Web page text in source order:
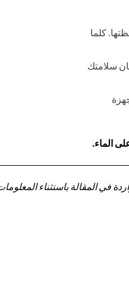
كلما
سلامتك
الماء.
في المقالة باستثناء